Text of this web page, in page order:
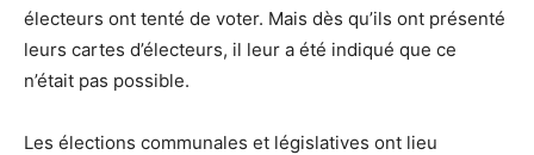
électeurs ont tenté de voter. Mais dès qu’ils ont présenté
leurs cartes d’électeurs, il leur a été indiqué que ce
n’était pas possible.
Les élections communales et législatives ont lieu